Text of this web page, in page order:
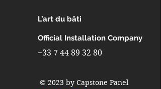
L’art du bâti
Official Installation Company
+33 7 44 89 32 80
© 2023 by Capstone Panel